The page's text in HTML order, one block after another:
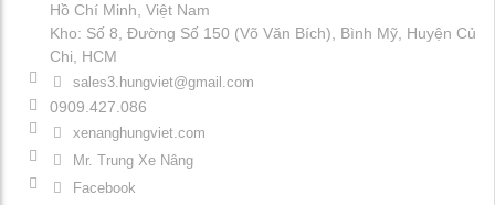
Hồ Chí Minh, Việt Nam
Kho: Số 8, Đường Số 150 (Võ Văn Bích), Bình Mỹ, Huyện Củ
Chi, HCM
sales3.hungviet@gmail.com
0909.427.086
xenanghungviet.com
Mr. Trung Xe Nâng
Facebook